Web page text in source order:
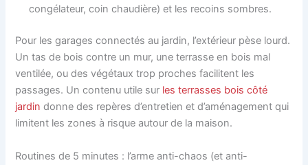
congélateur, coin chaudière) et les recoins sombres.
Pour les garages connectés au jardin, l’extérieur pèse lourd.
Un tas de bois contre un mur, une terrasse en bois mal
ventilée, ou des végétaux trop proches facilitent les
passages. Un contenu utile sur les terrasses bois côté
jardin donne des repères d’entretien et d’aménagement qui
limitent les zones à risque autour de la maison.
Routines de 5 minutes : l’arme anti-chaos (et anti-